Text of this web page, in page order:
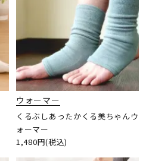
ウォーマー
くるぶしあったかくる美ちゃんウ
ォーマー
1,480円(税込)